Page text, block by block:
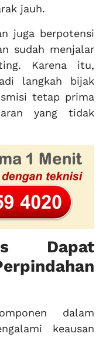
jauh.
juga berpotensi
sudah menjalar
Karena itu,
langkah bijak
tetap prima
yang tidak
Dapat
dalam
keausan